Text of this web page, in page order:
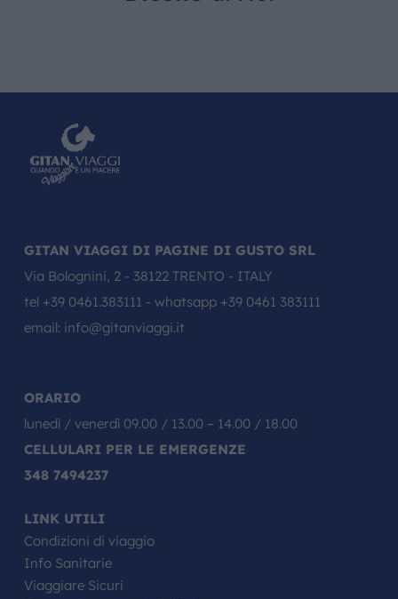
GITAN VIAGGI DI PAGINE DI GUSTO SRL
Via Bolognini, 2 - 38122 TRENTO - ITALY
tel +39 0461.383111 - whatsapp +39 0461 383111
email: info@gitanviaggi.it
ORARIO
lunedì / venerdì 09.00 / 13.00 – 14.00 / 18.00
CELLULARI PER LE EMERGENZE
348 7494237
LINK UTILI
Condizioni di viaggio
Info Sanitarie
Viaggiare Sicuri